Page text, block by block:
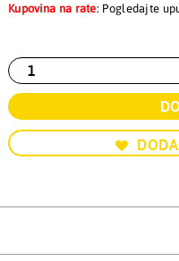
Kupovina na rate: Pogledajte